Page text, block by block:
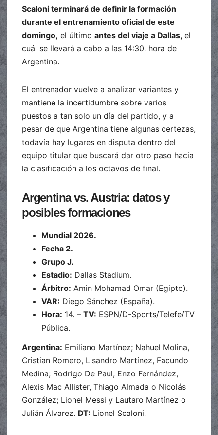
Scaloni terminará de definir la formación
durante el entrenamiento oficial de este
domingo, el último antes del viaje a Dallas, el
cuál se llevará a cabo a las 14:30, hora de
Argentina.
El entrenador vuelve a analizar variantes y
mantiene la incertidumbre sobre varios
puestos a tan solo un día del partido, y a
pesar de que Argentina tiene algunas certezas,
todavía hay lugares en disputa dentro del
equipo titular que buscará dar otro paso hacia
la clasificación a los octavos de final.
Argentina vs. Austria: datos y
posibles formaciones
Mundial 2026.
Fecha 2.
Grupo J.
Estadio: Dallas Stadium.
Árbitro: Amin Mohamad Omar (Egipto).
VAR: Diego Sánchez (España).
Hora: 14. – TV: ESPN/D-Sports/Telefe/TV
Pública.
Argentina: Emiliano Martínez; Nahuel Molina,
Cristian Romero, Lisandro Martínez, Facundo
Medina; Rodrigo De Paul, Enzo Fernández,
Alexis Mac Allister, Thiago Almada o Nicolás
González; Lionel Messi y Lautaro Martínez o
Julián Álvarez. DT: Lionel Scaloni.